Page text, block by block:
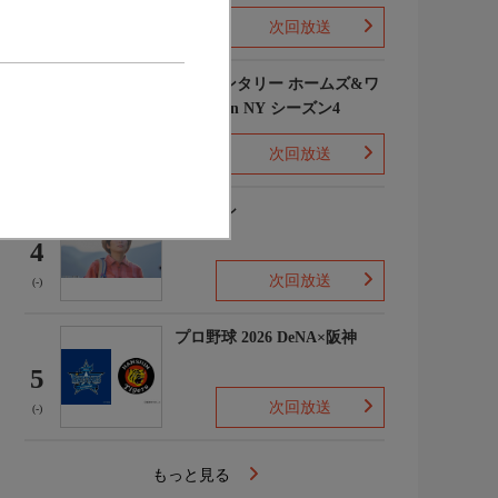
次回放送
エレメンタリー ホームズ&ワ
トソン in NY シーズン4
次回放送
4
(-)
下山メシ
次回放送
5
(-)
プロ野球 2026 DeNA×阪神
次回放送
もっと見る